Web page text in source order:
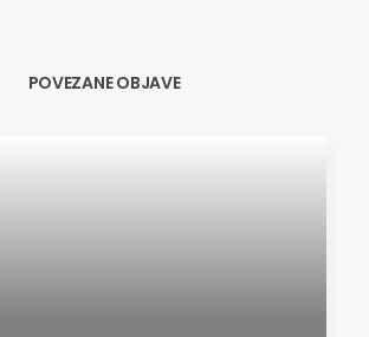
POVEZANE OBJAVE